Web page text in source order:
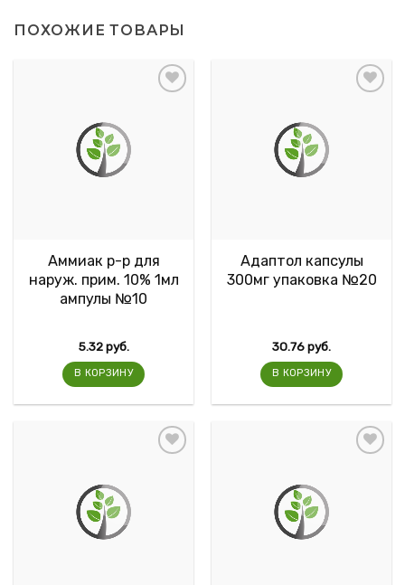
ПОХОЖИЕ ТОВАРЫ
Аммиак р-р для
наруж. прим. 10% 1мл
ампулы №10
5.32руб.
В КОРЗИНУ
Адаптол капсулы
300мг упаковка №20
30.76руб.
В КОРЗИНУ